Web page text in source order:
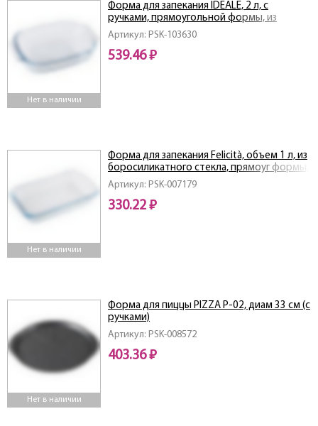
Нет в наличии
Артикул: PSK-103630
Форма для запекания IDEALE, 2 л, с
ручками, прямоугольной формы, из
боросиликатного стекла
539.46 ₽
Нет в наличии
Артикул: PSK-007179
Форма для запекания Felicità, объем 1 л, из
боросиликатного стекла, прямоуг формы,
с ручками
330.22 ₽
Нет в наличии
Артикул: PSK-008572
Форма для пиццы PIZZA P-02, диам 33 см (с
ручками)
403.36 ₽